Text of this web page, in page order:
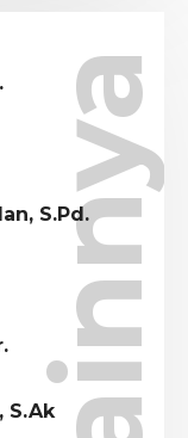
Lainnya
S.Pd.
S.Ak